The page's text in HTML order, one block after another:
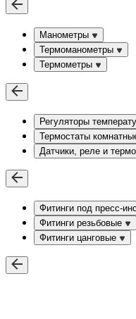
Манометры
Термоманометры
Термометры
Регуляторы
Термостаты
Датчики, реле и
Фитинги под пресс-
Фитинги резьбовые
Фитинги цанговые